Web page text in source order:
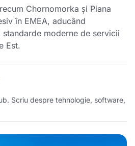
Chornomorka și Piana
în EMEA, aducând
moderne de servicii
Est.
Scriu despre tehnologie, software,